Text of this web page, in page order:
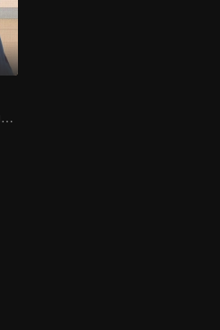
คุณหนูตกอับและชายในฝันร่วมกันพลิกคดี